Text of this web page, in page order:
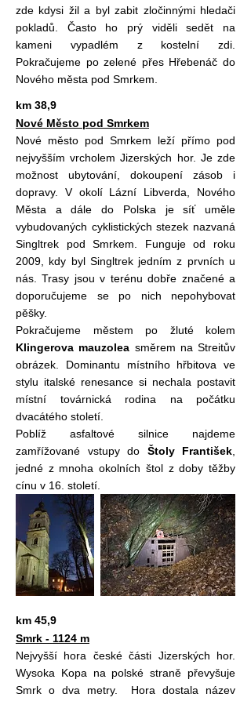
zde kdysi žil a byl zabit zločinnými hledači
pokladů. Často ho prý viděli sedět na
kameni vypadlém z kostelní zdi.
Pokračujeme po zelené přes Hřebenáč do
Nového města pod Smrkem.
km 38,9
Nové Město pod Smrkem
Nové město pod Smrkem leží přímo pod
nejvyšším vrcholem Jizerských hor. Je zde
možnost ubytování, dokoupení zásob i
dopravy. V okolí Lázní Libverda, Nového
Města a dále do Polska je síť uměle
vybudovaných cyklistických stezek nazvaná
Singltrek pod Smrkem. Funguje od roku
2009, kdy byl Singltrek jedním z prvních u
nás. Trasy jsou v terénu dobře značené a
doporučujeme se po nich nepohybovat
pěšky.
Pokračujeme městem po žluté kolem
Klingerova mauzolea směrem na Streitův
obrázek. Dominantu místního hřbitova ve
stylu italské renesance si nechala postavit
místní továrnická rodina na počátku
dvacátého století.
Poblíž asfaltové silnice najdeme
zamřížované vstupy do Štoly František
jedné z mnoha okolních štol z doby těžby
cínu v 16. století.
km 45,9
Smrk - 1124 m
Nejvyšší hora české části Jizerských hor.
Wysoka Kopa na polské straně převyšuje
Smrk o dva metry. Hora dostala název